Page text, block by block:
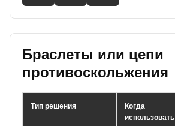
Браслеты или цепи
противоскольжения
Тип решения
Когда
использовать